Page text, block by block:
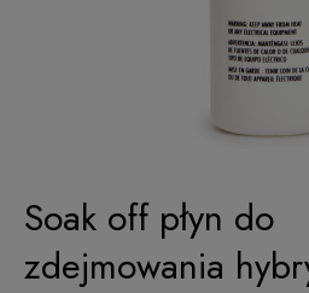
Soak off płyn do
zdejmowania